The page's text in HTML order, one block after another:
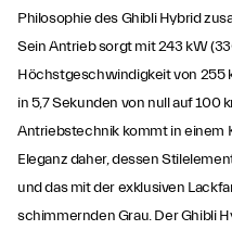
Philosophie des Ghibli Hybrid
Sein Antrieb sorgt mit 243 kW
Höchstgeschwindigkeit von 255
in 5,7 Sekunden von null auf
Antriebstechnik kommt in einem
Eleganz daher, dessen
und das mit der exklusiven
schimmernden Grau. Der Ghibli